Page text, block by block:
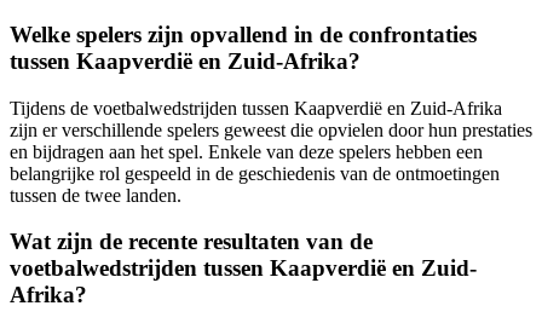
Welke spelers zijn opvallend in de confrontaties
tussen Kaapverdië en Zuid-Afrika?
Tijdens de voetbalwedstrijden tussen Kaapverdië en Zuid-Afrika
zijn er verschillende spelers geweest die opvielen door hun prestaties
en bijdragen aan het spel. Enkele van deze spelers hebben een
belangrijke rol gespeeld in de geschiedenis van de ontmoetingen
tussen de twee landen.
Wat zijn de recente resultaten van de
voetbalwedstrijden tussen Kaapverdië en Zuid-
Afrika?